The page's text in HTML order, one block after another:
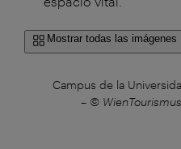
Mostrar todas las imágenes
Campus de la
– ©